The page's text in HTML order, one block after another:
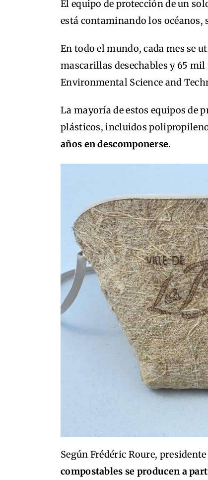
El equipo de protección de un
está contaminando los océanos,
En todo el mundo, cada mes se
mascarillas desechables y 65
Environmental Science and
La mayoría de estos equipos de
plásticos, incluidos
años en descomponerse.
Según Frédéric Roure,
compostables se producen a